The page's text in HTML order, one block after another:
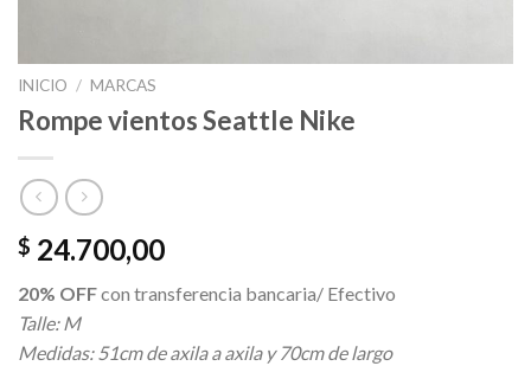
INICIO / MARCAS
Rompe vientos Seattle Nike
$ 24.700,00
20% OFFcon transferencia bancaria/ Efectivo
Talle: M
Medidas: 51cm de axila a axila y 70cm de largo